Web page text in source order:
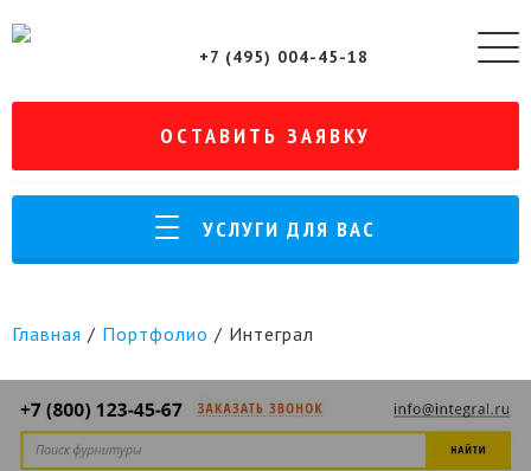
+7 (495) 004-45-18
ОСТАВИТЬ ЗАЯВКУ
УСЛУГИ ДЛЯ ВАС
Главная / Портфолио / Интеграл